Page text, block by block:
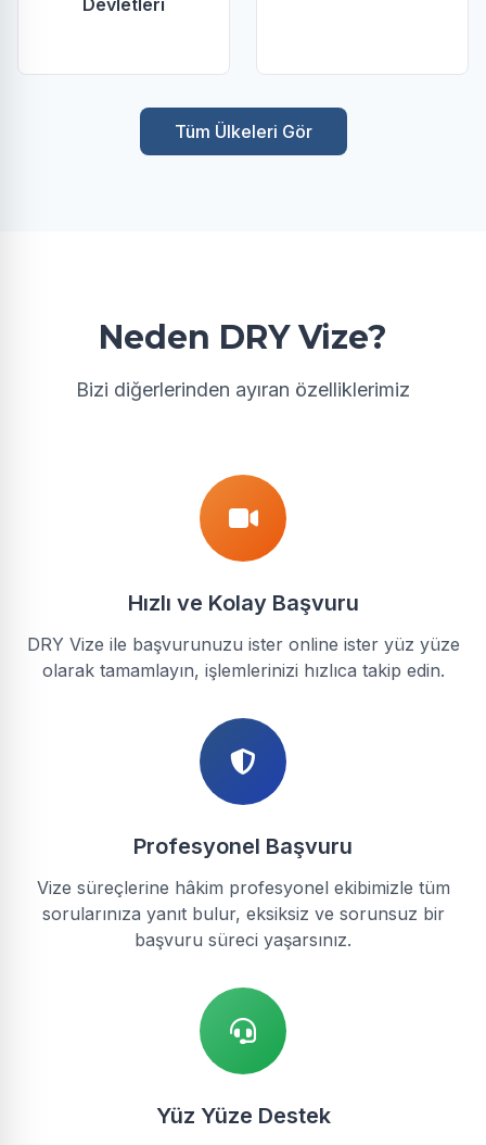
Devletleri
Tüm Ülkeleri Gör
Neden DRY Vize?
Bizi diğerlerinden ayıran özelliklerimiz
Hızlı ve Kolay Başvuru
DRY Vize ile başvurunuzu ister online ister yüz yüze
olarak tamamlayın, işlemlerinizi hızlıca takip edin.
Profesyonel Başvuru
Vize süreçlerine hâkim profesyonel ekibimizle tüm
sorularınıza yanıt bulur, eksiksiz ve sorunsuz bir
başvuru süreci yaşarsınız.
Yüz Yüze Destek